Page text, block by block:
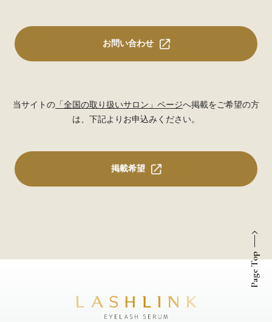
お問い合わせ
当サイトの 「全国の取り扱いサロン」ページへ掲載をご希望の方
は、下記よりお申込みください。
掲載希望
Page Top